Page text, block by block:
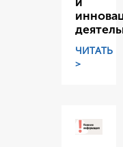
ЧИТАТЬ
>